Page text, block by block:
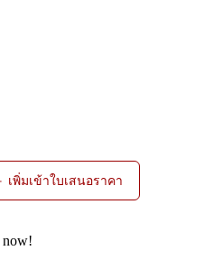
เพิ่มเข้าใบเสนอราคา
now!